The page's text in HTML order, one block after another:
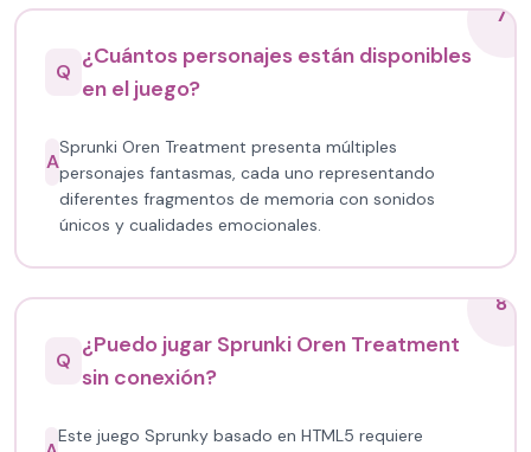
7
Q
¿Cuántos personajes están disponibles
en el juego?
A
Sprunki Oren Treatment presenta múltiples
personajes fantasmas, cada uno representando
diferentes fragmentos de memoria con sonidos
únicos y cualidades emocionales.
8
Q
¿Puedo jugar Sprunki Oren Treatment
sin conexión?
Este juego Sprunky basado en HTML5 requiere